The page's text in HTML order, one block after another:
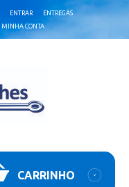
ENTRAR
ENTREGAS
MINHA CONTA
CARRINHO